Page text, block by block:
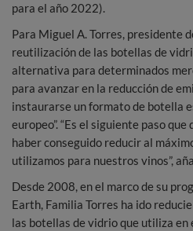
para el año 2022).
Para Miguel A. Torres, presidente
reutilización de las botellas de
alternativa para determinados
para avanzar en la reducción de
instaurarse un formato de botella
europeo”. “Es el siguiente paso
haber conseguido reducir al
utilizamos para nuestros vinos”,
Desde 2008, en el marco de su
Earth, Familia Torres ha ido
las botellas de vidrio que utiliza en